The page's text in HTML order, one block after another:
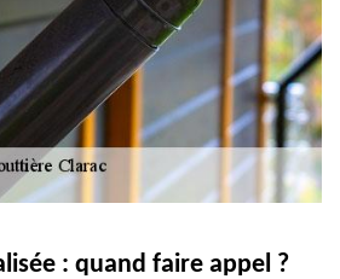
: quand faire appel ?